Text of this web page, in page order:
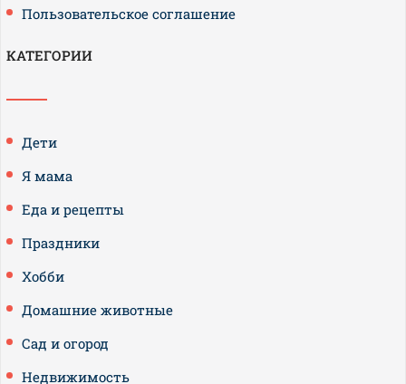
Пользовательское соглашение
КАТЕГОРИИ
Дети
Я мама
Еда и рецепты
Праздники
Хобби
Домашние животные
Сад и огород
Недвижимость